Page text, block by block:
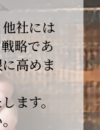
み重ねて
ます。
社には
略であ
高めま
ます。